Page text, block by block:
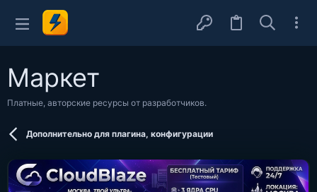
Маркет
Платные, авторские ресурсы от разработчиков.
Дополнительно для плагина, конфигурации